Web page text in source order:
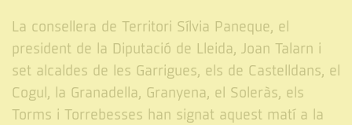
La consellera de Territori Sílvia Paneque, el
president de la Diputació de Lleida, Joan Talarn i
set alcaldes de les Garrigues, els de Castelldans, el
Cogul, la Granadella, Granyena, el Soleràs, els
Torms i Torrebesses han signat aquest matí a la